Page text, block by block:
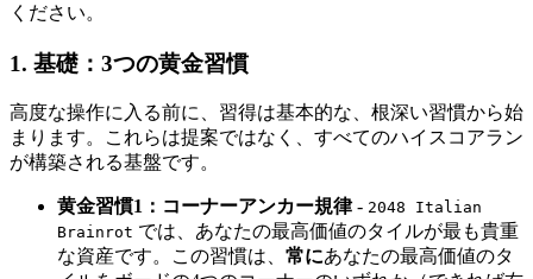
ください。
1. 基礎：3つの黄金習慣
高度な操作に入る前に、習得は基本的な、根深い習慣から始
まります。これらは提案ではなく、すべてのハイスコアラン
が構築される基盤です。
黄金習慣1：コーナーアンカー規律- 2048 Italian
Brainrot では、あなたの最高価値のタイルが最も貴重
な資産です。この習慣は、 常にあなたの最高価値のタ